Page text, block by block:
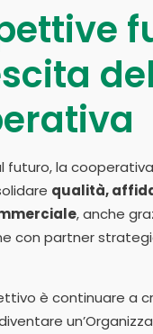
futuro, la
qualità,
, anche
con partner
è continuare a